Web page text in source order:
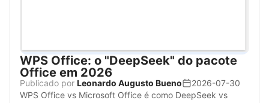
WPS Office: o "DeepSeek" do pacote
Office em 2026
Publicado por Leonardo Augusto Bueno
2026-07-30
WPS Office vs Microsoft Office é como DeepSeek vs